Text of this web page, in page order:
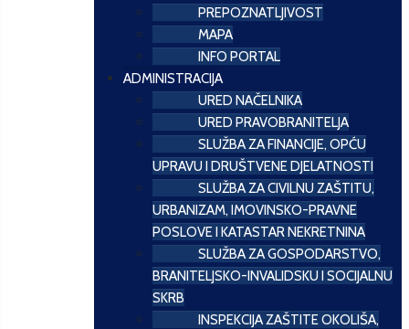
PREPOZNATLJIVOST
MAPA
INFO PORTAL
ADMINISTRACIJA
URED NAČELNIKA
URED PRAVOBRANITELJA
SLUŽBA ZA FINANCIJE, OPĆU
UPRAVU I DRUŠTVENE DJELATNOSTI
SLUŽBA ZA CIVILNU ZAŠTITU,
URBANIZAM, IMOVINSKO-PRAVNE
POSLOVE I KATASTAR NEKRETNINA
SLUŽBA ZA GOSPODARSTVO,
BRANITELJSKO-INVALIDSKU I SOCIJALNU
SKRB
INSPEKCIJA ZAŠTITE OKOLIŠA,